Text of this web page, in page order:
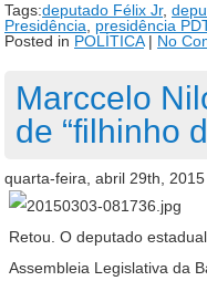
Tags:deputado Félix Jr,
Presidência, presidência
Posted in POLÍTICA| No
Marccelo
de “filhinho
quarta-feira, abril 29th, 2015
Retou. O deputado
Assembleia Legislativa da